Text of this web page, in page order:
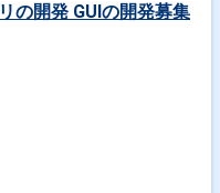
の開発 GUIの開発募集